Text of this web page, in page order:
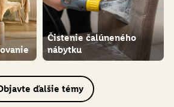
Čistenie čalúneného
nábytku
ďalšie témy